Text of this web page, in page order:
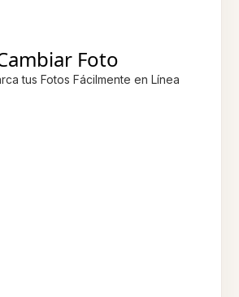
Foto
tus Fotos Fácilmente en Línea